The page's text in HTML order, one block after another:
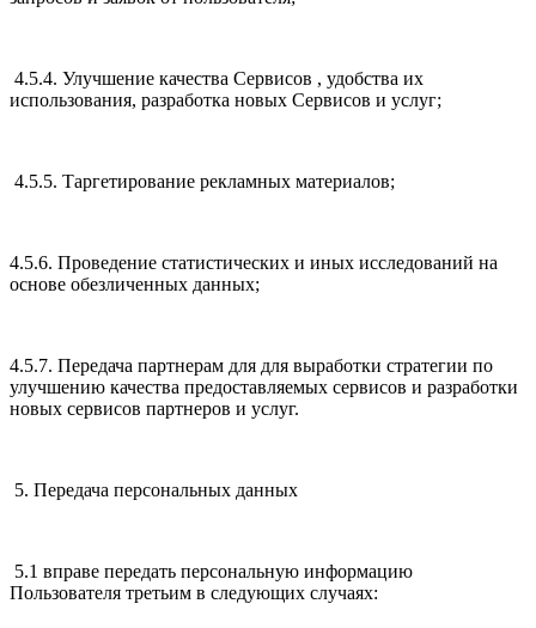
4.5.4. Улучшение качества Сервисов , удобства их
использования, разработка новых Сервисов и услуг;
4.5.5. Таргетирование рекламных материалов;
4.5.6. Проведение статистических и иных исследований на
основе обезличенных данных;
4.5.7. Передача партнерам для для выработки стратегии по
улучшению качества предоставляемых сервисов и разработки
новых сервисов партнеров и услуг.
5. Передача персональных данных
5.1 вправе передать персональную информацию
Пользователя третьим в следующих случаях: